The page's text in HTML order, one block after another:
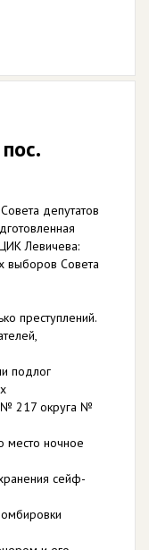
депутатов
Левичева:
выборов Совета
преступлений.
подлог
№ 217 округа №
место ночное
сейф-